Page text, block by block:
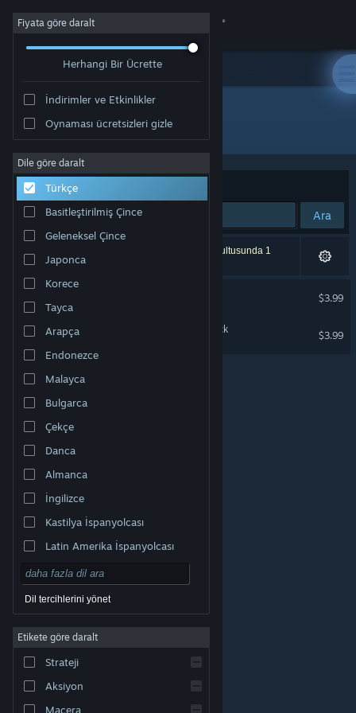
Giriş yap
Hakkında
Destek
Dili değiştir
Steam mobil uygulamasını yükle
Masaüstü internet sitesini görüntüle
markalar, ABD ve diğer ülkelerde ilgili sahiplerinin
Erişilebilirlik |
Çerezler
Fiyata göre daralt
Herhangi Bir Ücrette
İndirimler ve Etkinlikler
Oynaması ücretsizleri gizle
Dile göre daralt
Türkçe
Basitleştirilmiş Çince
Geleneksel Çince
Japonca
Korece
Tayca
Arapça
Endonezce
Malayca
Bulgarca
Çekçe
Danca
Almanca
İngilizce
Kastilya İspanyolcası
Latin Amerika İspanyolcası
Dil tercihlerini yönet
Etikete göre daralt
Strateji
Aksiyon
Macera
Geliştirici: ToonTRAXX Studios
Sırala Uygunluk
Ara
2 sonuç aramanızla eşleşiyor. Tercihleriniz doğrultusunda 1
ürün dâhil edilmedi.
$3.99
Chicken Shoot 2 Soundtrack
$3.99